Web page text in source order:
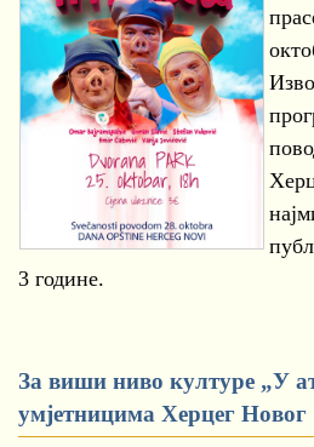
3 године.
За виши ниво културе „У
умјетницима Херцег Новог